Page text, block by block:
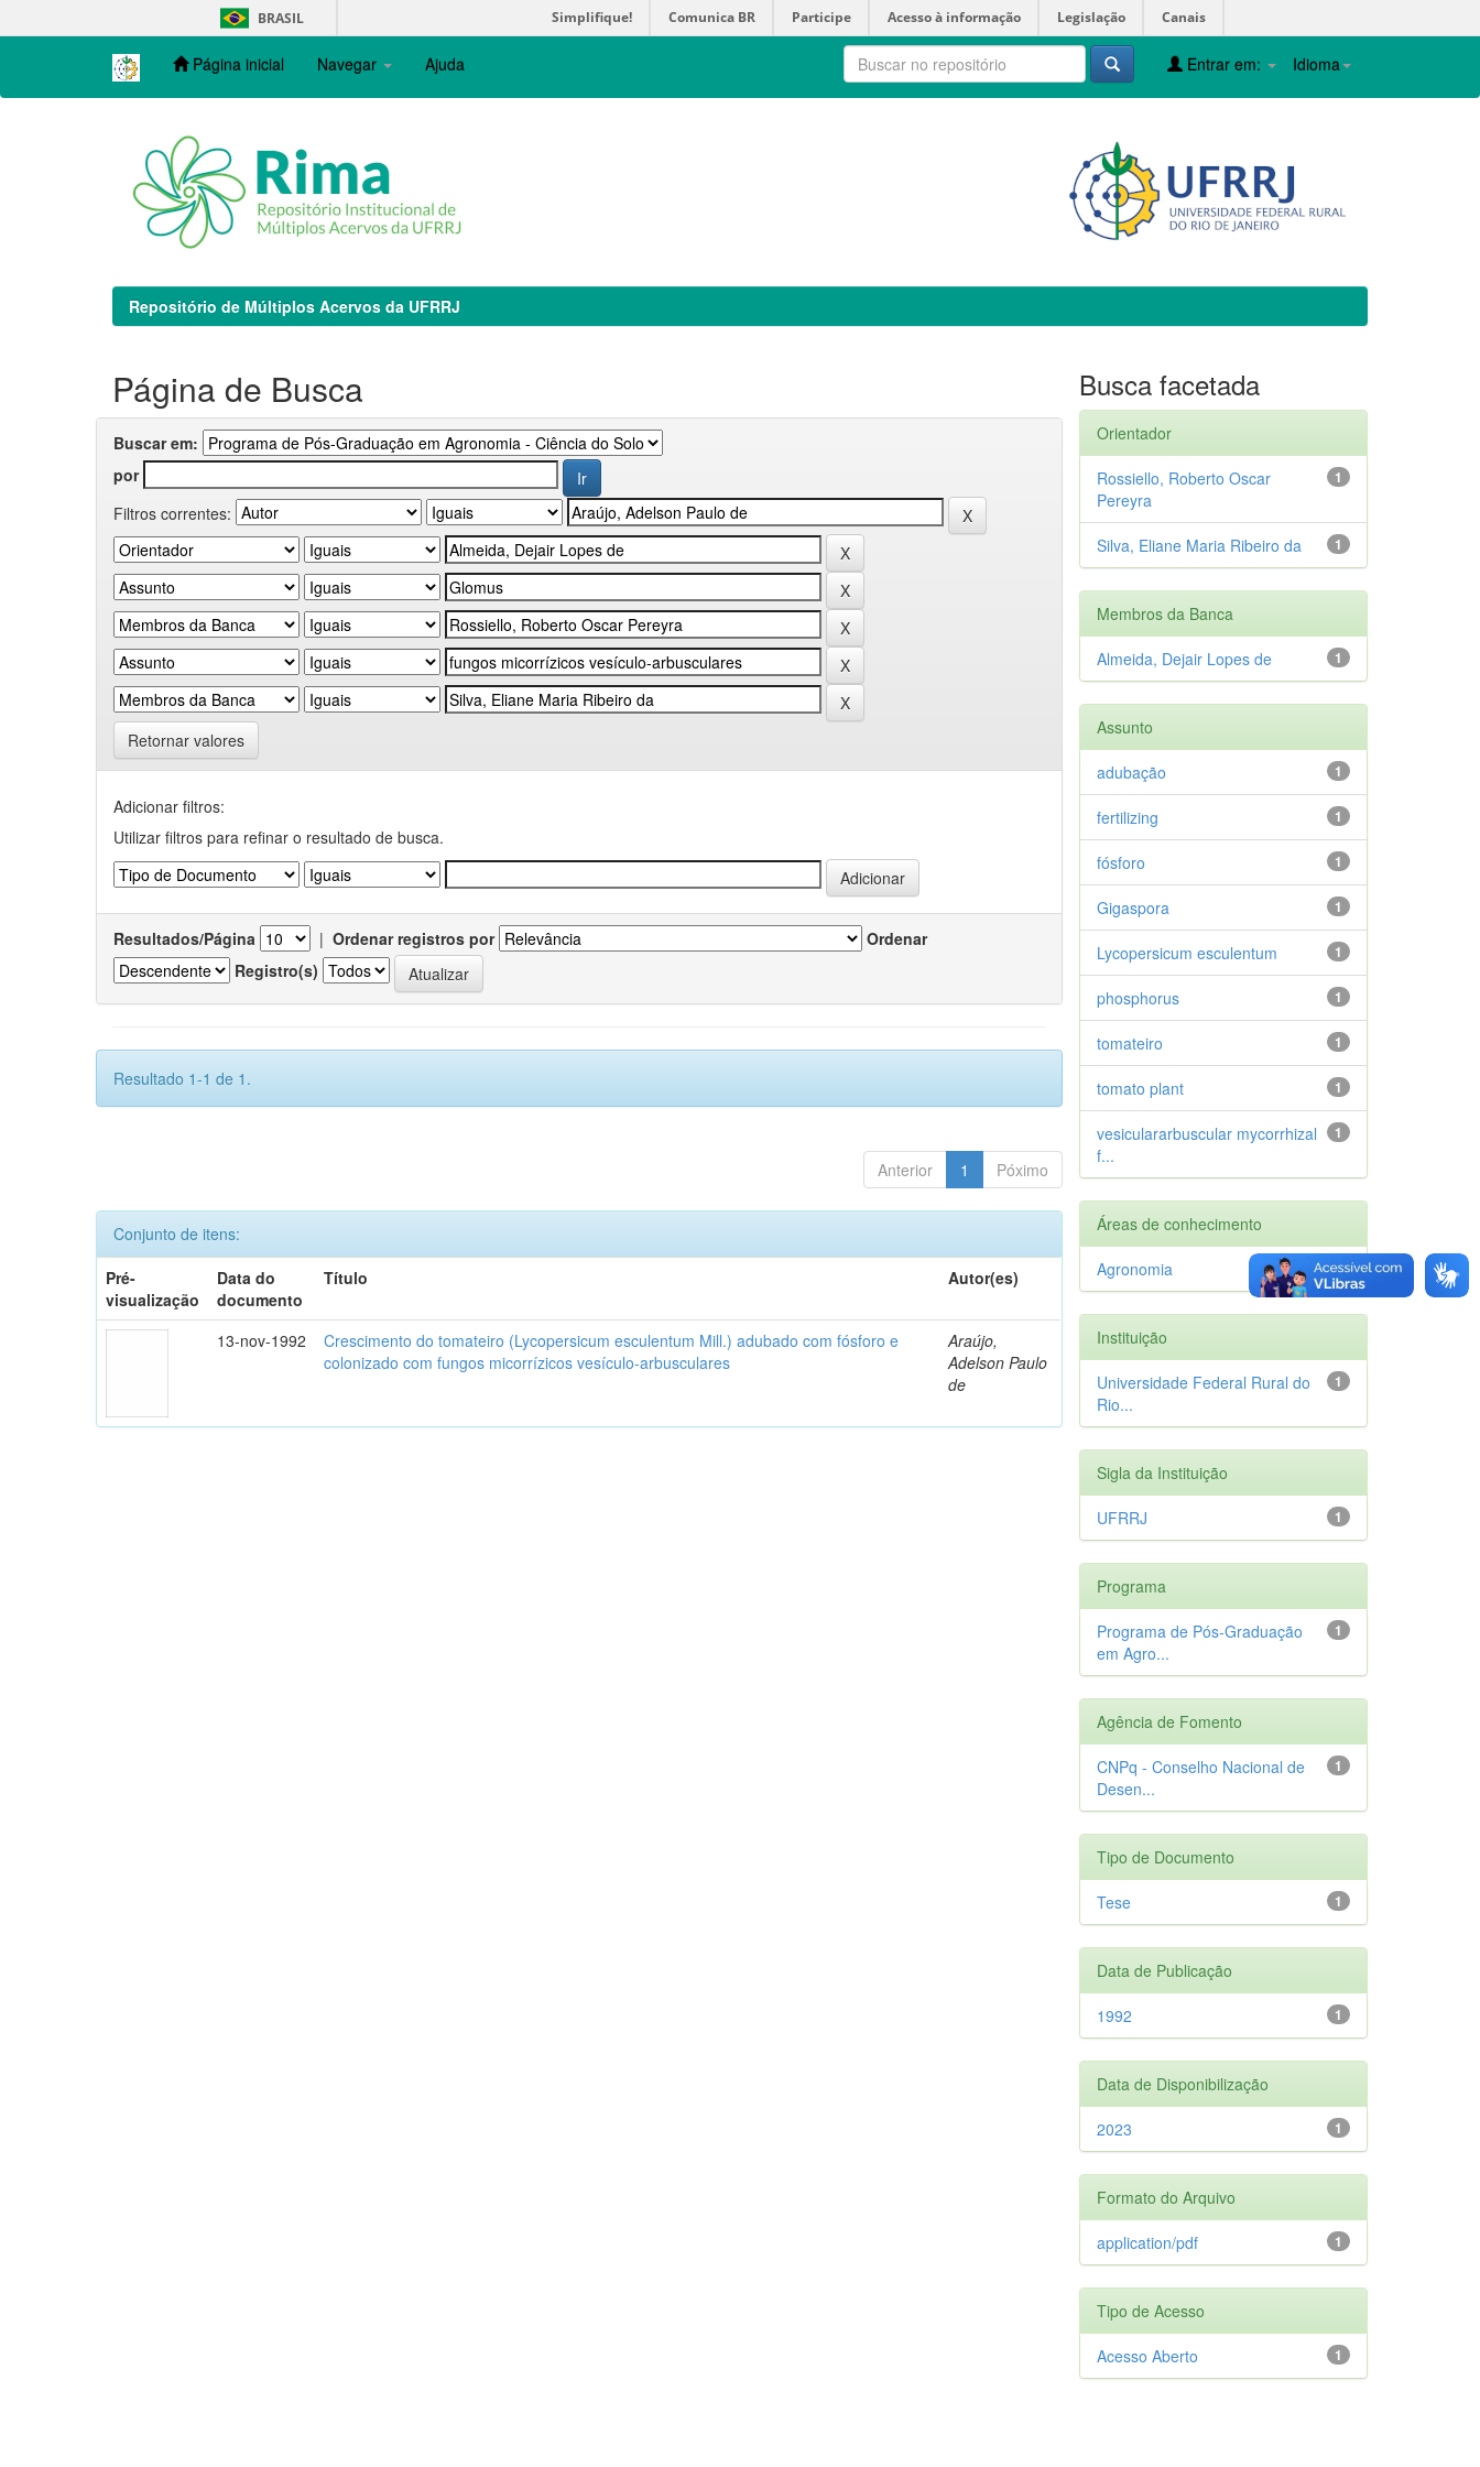
navigation
BRASIL Simplifique! Comunica BR Participe Acesso à informação Legislação Canais
Página inicial Navegar Ajuda Idioma
Entrar em:
Repositório de Múltiplos Acervos da UFRRJ
Página de Busca
Buscar em:
por
Filtros correntes:
Retornar valores
Adicionar filtros:
Utilizar filtros para refinar o resultado de busca.
Resultados/Página | Ordenar registros por
Ordenar
Registro(s)
Resultado 1-1 de 1.
Anterior 1 Póximo
Conjunto de itens:
Pré-
visualização
Data do
documento
Título Autor(es)
13-nov-1992
Crescimento do tomateiro (Lycopersicum esculentum Mill.) adubado com fósforo e
colonizado com fungos micorrízicos vesículo-arbusculares
Araújo,
Adelson Paulo
de
Busca facetada
Orientador
1
Rossiello, Roberto Oscar
Pereyra
1
Silva, Eliane Maria Ribeiro da
Membros da Banca
1
Almeida, Dejair Lopes de
Assunto
1
adubação
1
fertilizing
1
fósforo
1
Gigaspora
1
Lycopersicum esculentum
1
phosphorus
1
tomateiro
1
tomato plant
1
vesiculararbuscular mycorrhizal
f...
Áreas de conhecimento
1
Agronomia
Instituição
1
Universidade Federal Rural do
Rio...
Sigla da Instituição
1
UFRRJ
Programa
1
Programa de Pós-Graduação
em Agro...
Agência de Fomento
1
CNPq - Conselho Nacional de
Desen...
Tipo de Documento
1
Tese
Data de Publicação
1
1992
Data de Disponibilização
1
2023
Formato do Arquivo
1
application/pdf
Tipo de Acesso
1
Acesso Aberto